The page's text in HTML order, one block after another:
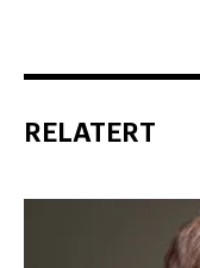
RELATERT